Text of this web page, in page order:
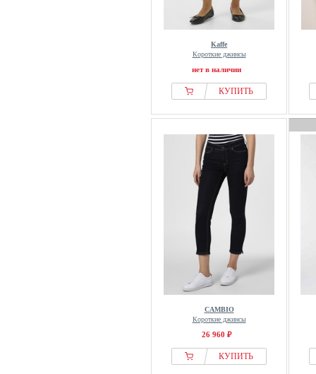
Kaffe
Короткие джинсы
нет в наличии
КУПИТЬ
CAMBIO
Короткие джинсы
26 960 ₽
КУПИТЬ